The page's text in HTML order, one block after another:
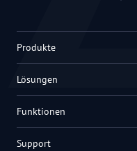
Produkte
Lösungen
Funktionen
Support